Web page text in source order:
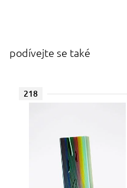
podívejte se také
218